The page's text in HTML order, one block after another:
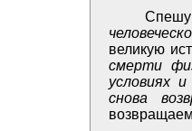
Спешу
великую
смерти
условиях
снова